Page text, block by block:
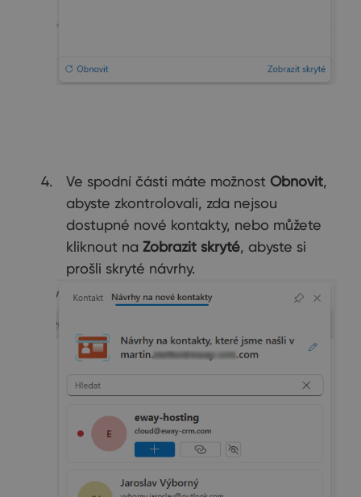
Ve spodní části máte možnost Obnovit,
abyste zkontrolovali, zda nejsou
dostupné nové kontakty, nebo můžete
kliknout na Zobrazit skryté, abyste si
prošli skryté návrhy.